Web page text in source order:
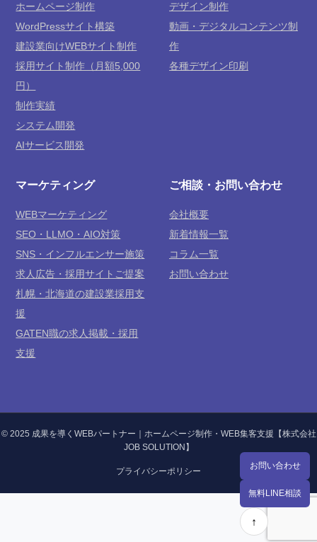
ホームページ制作
WordPressサイト構築
建設業向けWEBサイト制作
採用サイト制作（月額5,000
円）
制作実績
システム開発
AIサービス開発
デザイン制作
動画・デジタルコンテンツ制
作
各種デザイン印刷
マーケティング
WEBマーケティング
SEO・LLMO・AIO対策
SNS・インフルエンサー施策
求人広告・採用サイトご提案
札幌・北海道の建設業採用支
援
GATEN職の求人掲載・採用
支援
ご相談・お問い合わせ
会社概要
新着情報一覧
コラム一覧
お問い合わせ
© 2025 成果を導くWEBパートナー｜ホームページ制作・WEB集客支援【株式会社
JOB SOLUTION】
プライバシーポリシー
お問い合わせ
無料LINE相談
↑